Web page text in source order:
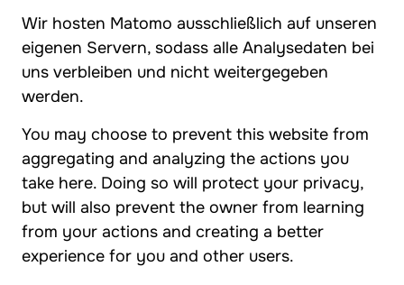
Wir hosten Matomo ausschließlich auf unseren
eigenen Servern, sodass alle Analysedaten bei
uns verbleiben und nicht weitergegeben
werden.
You may choose to prevent this website from
aggregating and analyzing the actions you
take here. Doing so will protect your privacy,
but will also prevent the owner from learning
from your actions and creating a better
experience for you and other users.